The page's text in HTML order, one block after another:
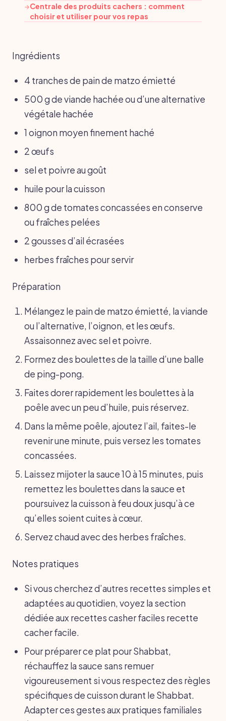
→Centrale des produits cachers : comment
choisir et utiliser pour vos repas
Ingrédients
4 tranches de pain de matzo émietté
500 g de viande hachée ou d’une alternative
végétale hachée
1 oignon moyen finement haché
2 œufs
sel et poivre au goût
huile pour la cuisson
800 g de tomates concassées en conserve
ou fraîches pelées
2 gousses d’ail écrasées
herbes fraîches pour servir
Préparation
Mélangez le pain de matzo émietté, la viande
ou l’alternative, l’oignon, et les œufs.
Assaisonnez avec sel et poivre.
Formez des boulettes de la taille d’une balle
de ping-pong.
Faites dorer rapidement les boulettes à la
poêle avec un peu d’huile, puis réservez.
Dans la même poêle, ajoutez l’ail, faites-le
revenir une minute, puis versez les tomates
concassées.
Laissez mijoter la sauce 10 à 15 minutes, puis
remettez les boulettes dans la sauce et
poursuivez la cuisson à feu doux jusqu’à ce
qu’elles soient cuites à cœur.
Servez chaud avec des herbes fraîches.
Notes pratiques
Si vous cherchez d’autres recettes simples et
adaptées au quotidien, voyez la section
dédiée aux recettes casher faciles recette
cacher facile.
Pour préparer ce plat pour Shabbat,
réchauffez la sauce sans remuer
vigoureusement si vous respectez des règles
spécifiques de cuisson durant le Shabbat.
Adapter ces gestes aux pratiques familiales